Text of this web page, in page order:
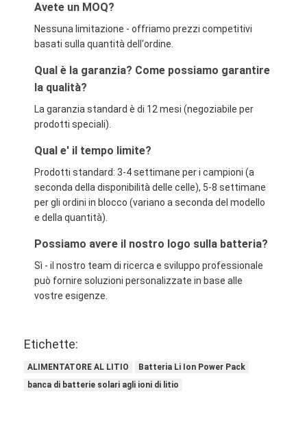
Avete un MOQ?
Nessuna limitazione - offriamo prezzi competitivi
basati sulla quantità dell'ordine.
Qual è la garanzia? Come possiamo garantire
la qualità?
La garanzia standard è di 12 mesi (negoziabile per
prodotti speciali).
Qual e' il tempo limite?
Prodotti standard: 3-4 settimane per i campioni (a
seconda della disponibilità delle celle), 5-8 settimane
per gli ordini in blocco (variano a seconda del modello
e della quantità).
Possiamo avere il nostro logo sulla batteria?
Sì - il nostro team di ricerca e sviluppo professionale
può fornire soluzioni personalizzate in base alle
vostre esigenze.
Etichette:
ALIMENTATORE AL LITIO
Batteria Li Ion Power Pack
banca di batterie solari agli ioni di litio